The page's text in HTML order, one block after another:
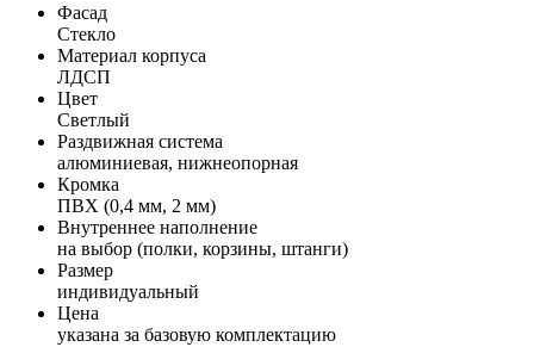
Фасад
Стекло
Материал корпуса
ЛДСП
Цвет
Светлый
Раздвижная система
алюминиевая, нижнеопорная
Кромка
ПВХ (0,4 мм, 2 мм)
Внутреннее наполнение
на выбор (полки, корзины, штанги)
Размер
индивидуальный
Цена
указана за базовую комплектацию